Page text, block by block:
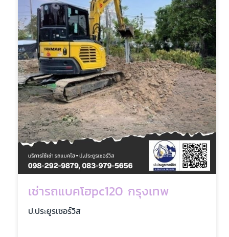
เช่ารถแบคโฮpc120 กรุงเทพ
ป.ประยูรเซอร์วิส